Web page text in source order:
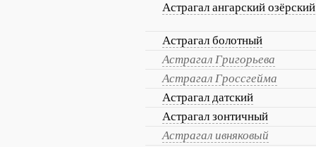
Астрагал ангарский озёрский
Астрагал болотный
Астрагал Григорьева
Астрагал Гроссгейма
Астрагал датский
Астрагал зонтичный
Астрагал ивняковый